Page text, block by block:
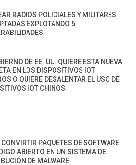
RADIOS POLICIALES Y MILITARES
EXPLOTANDO 5
DE EE. UU. QUIERE ESTA NUEVA
EN LOS DISPOSITIVOS IOT
O QUIERE DESALENTAR EL USO DE
IOT CHINOS
PAQUETES DE SOFTWARE
ABIERTO EN UN SISTEMA DE
DE MALWARE